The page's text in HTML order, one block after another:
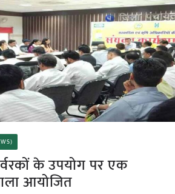
के उपयोग पर एक
आयोजित